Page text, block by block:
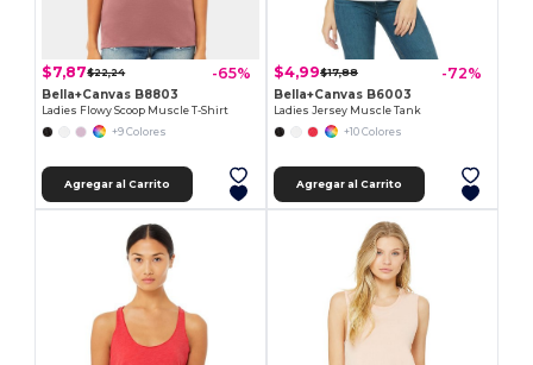
$7,87$22,24 -65%
Bella+Canvas B8803
Ladies Flowy Scoop Muscle T-Shirt
+9 Colores
Agregar al Carrito
$4,99$17,88 -72%
Bella+Canvas B6003
Ladies Jersey Muscle Tank
+10 Colores
Agregar al Carrito